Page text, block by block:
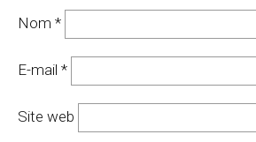
Nom *
E-mail *
Site web